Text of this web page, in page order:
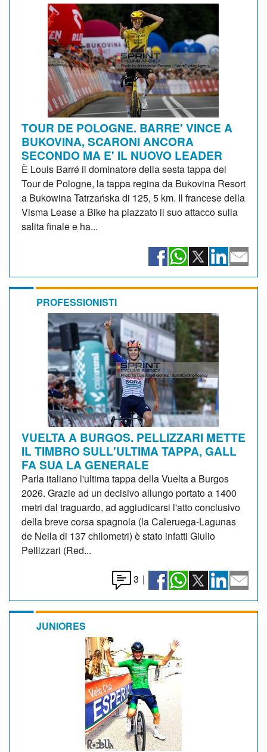
TOUR DE POLOGNE. BARRE' VINCE A
BUKOVINA, SCARONI ANCORA
SECONDO MA E' IL NUOVO LEADER
È Louis Barré il dominatore della sesta tappa del
Tour de Pologne, la tappa regina da Bukovina Resort
a Bukowina Tatrzańska di 125, 5 km. Il francese della
Visma Lease a Bike ha piazzato il suo attacco sulla
salita finale e ha...
PROFESSIONISTI
VUELTA A BURGOS. PELLIZZARI METTE
IL TIMBRO SULL'ULTIMA TAPPA, GALL
FA SUA LA GENERALE
Parla italiano l'ultima tappa della Vuelta a Burgos
2026. Grazie ad un decisivo allungo portato a 1400
metri dal traguardo, ad aggiudicarsi l'atto conclusivo
della breve corsa spagnola (la Caleruega-Lagunas
de Neila di 137 chilometri) è stato infatti Giulio
Pellizzari (Red...
3 |
JUNIORES